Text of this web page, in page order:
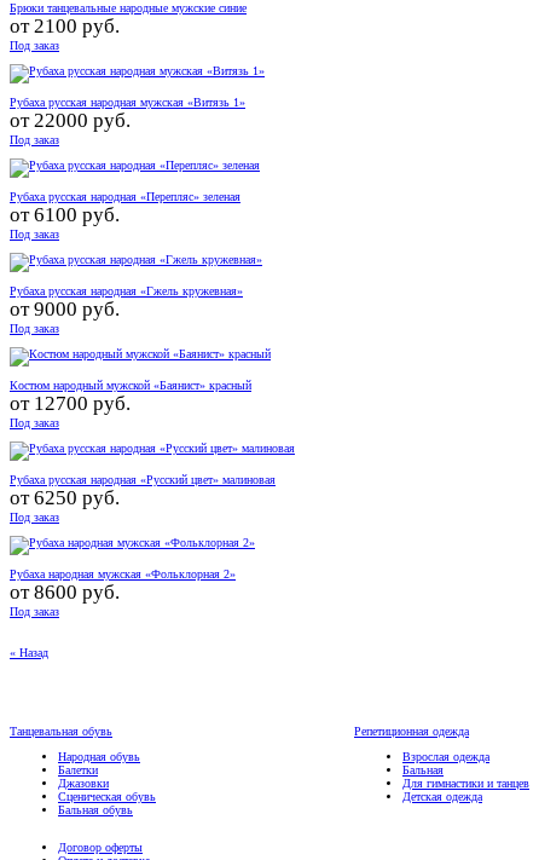
Брюки танцевальные народные мужские синие
от2100 руб.
Под заказ
Рубаха русская народная мужская «Витязь 1»
от22000 руб.
Под заказ
Рубаха русская народная «Перепляс» зеленая
от6100 руб.
Под заказ
Рубаха русская народная «Гжель кружевная»
от9000 руб.
Под заказ
Костюм народный мужской «Баянист» красный
от 12700 руб.
Под заказ
Рубаха русская народная «Русский цвет» малиновая
от6250 руб.
Под заказ
Рубаха народная мужская «Фольклорная 2»
от8600 руб.
Под заказ
« Назад
Танцевальная обувь
Народная обувь
Балетки
Джазовки
Сценическая обувь
Бальная обувь
Репетиционная одежда
Взрослая одежда
Бальная
Для гимнастики и танцев
Детская одежда
Договор оферты